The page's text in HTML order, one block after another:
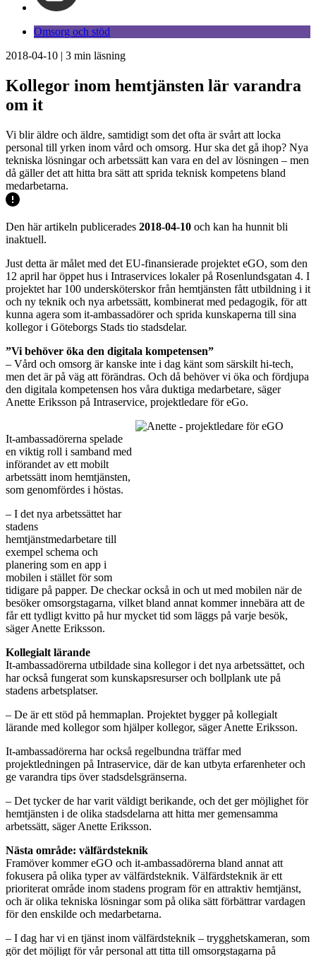
Omsorg och stöd
2018-04-10 | 3 min läsning
Kollegor inom hemtjänsten lär varandra
om it
Vi blir äldre och äldre, samtidigt som det ofta är svårt att locka
personal till yrken inom vård och omsorg. Hur ska det gå ihop? Nya
tekniska lösningar och arbetssätt kan vara en del av lösningen – men
då gäller det att hitta bra sätt att sprida teknisk kompetens bland
medarbetarna.
Den här artikeln publicerades 2018-04-10 och kan ha hunnit bli
inaktuell.
Just detta är målet med det EU-finansierade projektet eGO, som den
12 april har öppet hus i Intraservices lokaler på Rosenlundsgatan 4. I
projektet har 100 undersköterskor från hemtjänsten fått utbildning i it
och ny teknik och nya arbetssätt, kombinerat med pedagogik, för att
kunna agera som it-ambassadörer och sprida kunskaperna till sina
kollegor i Göteborgs Stads tio stadsdelar.
”Vi behöver öka den digitala kompetensen”
– Vård och omsorg är kanske inte i dag känt som särskilt hi-tech,
men det är på väg att förändras. Och då behöver vi öka och fördjupa
den digitala kompetensen hos våra duktiga medarbetare, säger
Anette Eriksson på Intraservice, projektledare för eGo.
It-ambassadörerna spelade
en viktig roll i samband med
införandet av ett mobilt
arbetssätt inom hemtjänsten,
som genomfördes i höstas.
– I det nya arbetssättet har
stadens
hemtjänstmedarbetare till
exempel schema och
planering som en app i
mobilen i stället för som
tidigare på papper. De checkar också in och ut med mobilen när de
besöker omsorgstagarna, vilket bland annat kommer innebära att de
får ett tydligt kvitto på hur mycket tid som läggs på varje besök,
säger Anette Eriksson.
Kollegialt lärande
It-ambassadörerna utbildade sina kollegor i det nya arbetssättet, och
har också fungerat som kunskapsresurser och bollplank ute på
stadens arbetsplatser.
– De är ett stöd på hemmaplan. Projektet bygger på kollegialt
lärande med kollegor som hjälper kollegor, säger Anette Eriksson.
It-ambassadörerna har också regelbundna träffar med
projektledningen på Intraservice, där de kan utbyta erfarenheter och
ge varandra tips över stadsdelsgränserna.
– Det tycker de har varit väldigt berikande, och det ger möjlighet för
hemtjänsten i de olika stadsdelarna att hitta mer gemensamma
arbetssätt, säger Anette Eriksson.
Nästa område: välfärdsteknik
Framöver kommer eGO och it-ambassadörerna bland annat att
fokusera på olika typer av välfärdsteknik. Välfärdsteknik är ett
prioriterat område inom stadens program för en attraktiv hemtjänst,
och är olika tekniska lösningar som på olika sätt förbättrar vardagen
för den enskilde och medarbetarna.
– I dag har vi en tjänst inom välfärdsteknik – trygghetskameran, som
gör det möjligt för vår personal att titta till omsorgstagarna på